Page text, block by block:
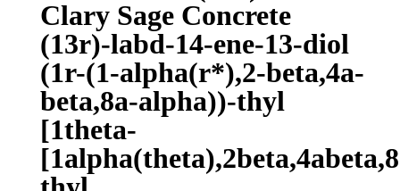
Clary Sage Concrete
(13r)-labd-14-ene-13-diol
(1r-(1-alpha(r*),2-beta,4a-
beta,8a-alpha))-thyl
[1theta-